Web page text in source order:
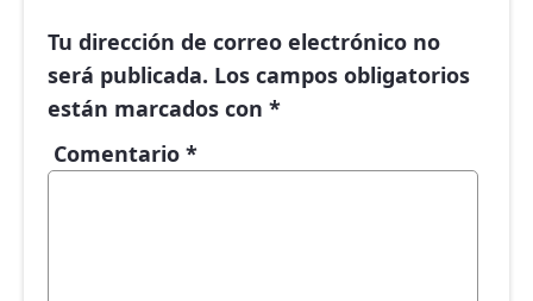
Tu dirección de correo electrónico no
será publicada. Los campos obligatorios
están marcados con *
Comentario *